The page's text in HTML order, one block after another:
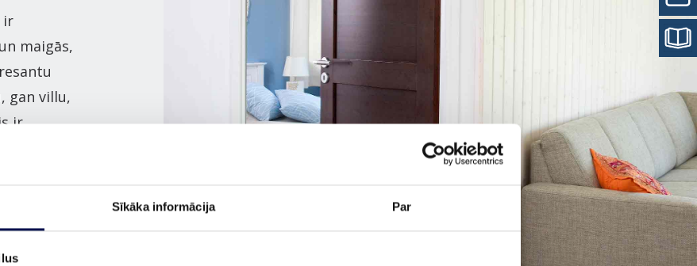
Sīkāka informācija Par
ir
maigās,
gan villu,
ir
durvis.
ilgi